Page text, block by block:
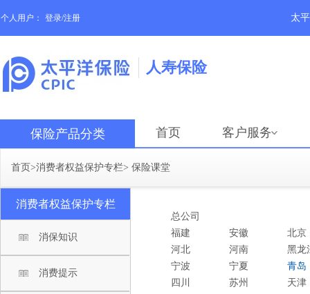
个人用户： 登录/注册 太
人寿保险
保险产品分类 首页 客户服务
首页>消费者权益保护专栏> 保险课堂
消费者权益保护专栏
消保知识
消费提示
总公司
福建
安徽
北京
河北
河南
黑龙
宁波
宁夏
青岛
四川
苏州 天津